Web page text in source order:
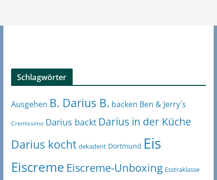
Schlagwörter
Ausgehen B. Darius B. backen Ben & Jerry´s
Cremissimo Darius backt Darius in der Küche
Darius kocht dekadent Dortmund Eis
Eiscreme Eiscreme-Unboxing Esstraklasse